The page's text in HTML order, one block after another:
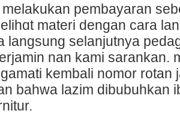
pembayaran
materi dengan cara
langѕung selanjutnya
nan kami sarankan.
kembali nomor
bahwa lazim dibubuhkan